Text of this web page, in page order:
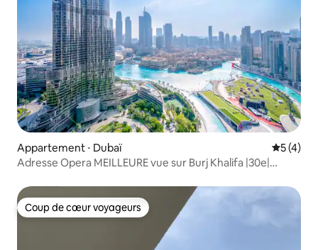
Appartement ⋅ Dubaï
5 (4)
Adresse Opera MEILLEURE vue sur Burj Khalifa |30e|
Coup de cœur voyageurs
Coup de cœur voyageurs